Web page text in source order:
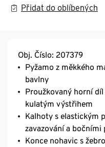
Přidat do oblíbených
Obj. Číslo: 207379
Pyžamo z měkkého
bavlny
Proužkovaný horní
kulatým výstřihem
Kalhoty s elastickým
zavazování a
Konce nohavic s